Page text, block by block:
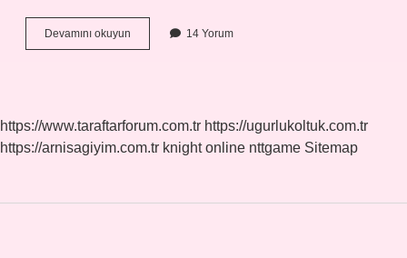
Devamını okuyun
Ve
14 Yorum
https://www.taraftarforum.com.tr https://ugurlukoltuk.com.tr
https://arnisagiyim.com.tr knight online nttgame Sitemap